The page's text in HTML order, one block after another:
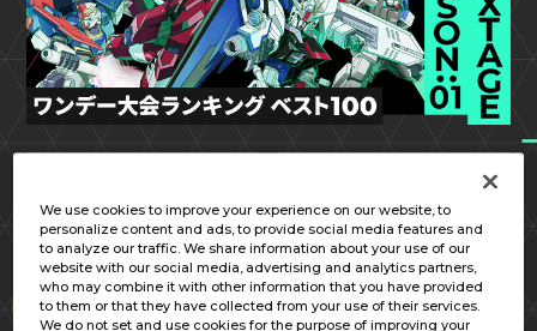
1
栃木県
ＭＯＴＯＹ∀ＳＵ
We use cookies to improve your experience on our website, to
personalize content and ads, to provide social media features and
to analyze our traffic. We share information about your use of our
website with our social media, advertising and analytics partners,
who may combine it with other information that you have provided
to them or that they have collected from your use of their services.
We do not set and use cookies for the purpose of improving your